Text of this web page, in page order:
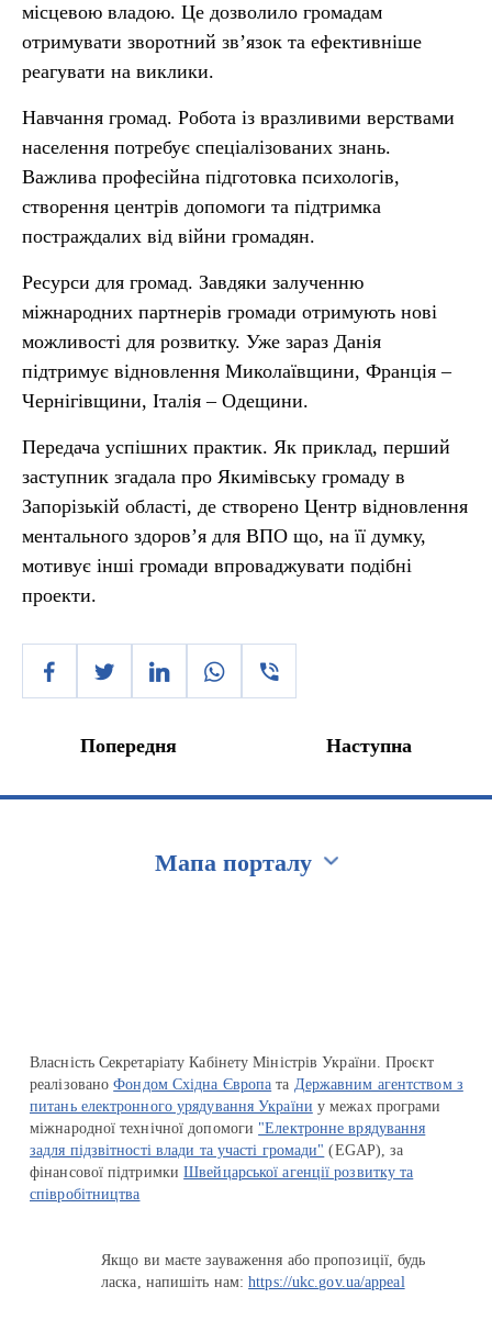
місцевою владою. Це дозволило громадам
отримувати зворотний зв’язок та ефективніше
реагувати на виклики.
Навчання громад. Робота із вразливими верствами
населення потребує спеціалізованих знань.
Важлива професійна підготовка психологів,
створення центрів допомоги та підтримка
постраждалих від війни громадян.
Ресурси для громад. Завдяки залученню
міжнародних партнерів громади отримують нові
можливості для розвитку. Уже зараз Данія
підтримує відновлення Миколаївщини, Франція –
Чернігівщини, Італія – Одещини.
Передача успішних практик. Як приклад, перший
заступник згадала про Якимівську громаду в
Запорізькій області, де створено Центр відновлення
ментального здоров’я для ВПО що, на її думку,
мотивує інші громади впроваджувати подібні
проекти.
Попередня Наступна
Мапа порталу
Власність Секретаріату Кабінету Міністрів України. Проєкт
реалізованоФондом Східна Європа та Державним агентством з
питань електронного урядування України у межах програми
міжнародної технічної допомоги "Електронне врядування
задля підзвітності влади та участі громади" (EGAP), за
фінансової підтримкиШвейцарської агенції розвитку та
співробітництва
Якщо ви маєте зауваження або пропозиції, будь
ласка, напишіть нам:https://ukc.gov.ua/appeal